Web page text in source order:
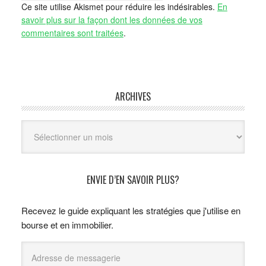
Ce site utilise Akismet pour réduire les indésirables. En
savoir plus sur la façon dont les données de vos
commentaires sont traitées.
ARCHIVES
ENVIE D’EN SAVOIR PLUS?
Recevez le guide expliquant les stratégies que j'utilise en
bourse et en immobilier.